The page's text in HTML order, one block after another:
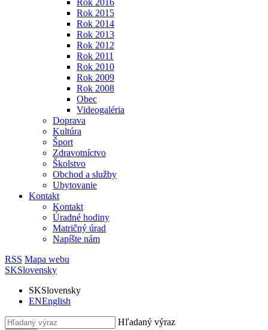
Rok 2016
Rok 2015
Rok 2014
Rok 2013
Rok 2012
Rok 2011
Rok 2010
Rok 2009
Rok 2008
Obec
Videogaléria
Doprava
Kultúra
Šport
Zdravotníctvo
Školstvo
Obchod a služby
Ubytovanie
Kontakt
Kontakt
Úradné hodiny
Matričný úrad
Napíšte nám
RSS Mapa webu
SKSlovensky
SKSlovensky
ENEnglish
Hľadaný výraz